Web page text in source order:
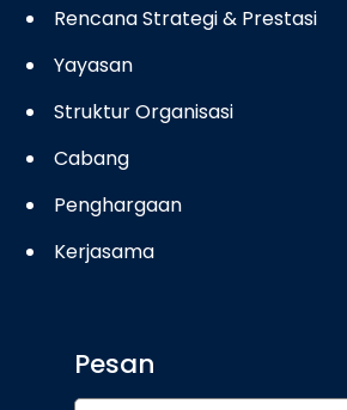
Rencana Strategi & Prestasi
Yayasan
Struktur Organisasi
Cabang
Penghargaan
Kerjasama
Pesan